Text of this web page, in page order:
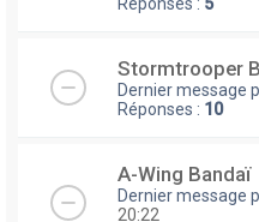
Réponses : 5
Stormtrooper
Dernier message
Réponses : 10
A-Wing Bandaï
Dernier message
20:22